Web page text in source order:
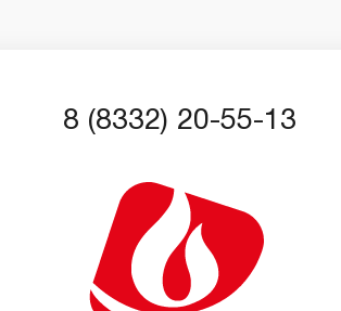
8 (8332) 20-55-13